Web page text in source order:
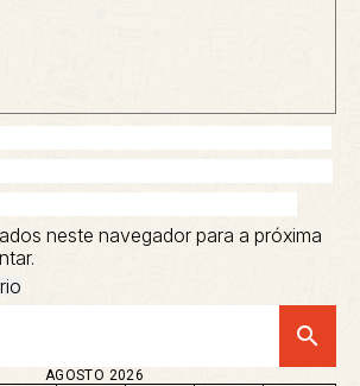
neste navegador para a próxima
search
AGOSTO 2026